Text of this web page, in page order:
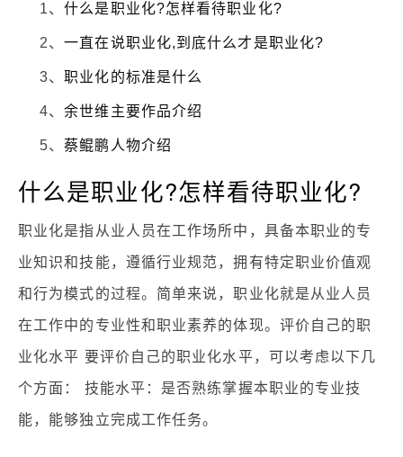
1、什么是职业化?怎样看待职业化?
2、一直在说职业化,到底什么才是职业化?
3、职业化的标准是什么
4、余世维主要作品介绍
5、蔡鲲鹏人物介绍
什么是职业化?怎样看待职业化?
职业化是指从业人员在工作场所中，具备本职业的专
业知识和技能，遵循行业规范，拥有特定职业价值观
和行为模式的过程。简单来说，职业化就是从业人员
在工作中的专业性和职业素养的体现。评价自己的职
业化水平 要评价自己的职业化水平，可以考虑以下几
个方面： 技能水平：是否熟练掌握本职业的专业技
能，能够独立完成工作任务。